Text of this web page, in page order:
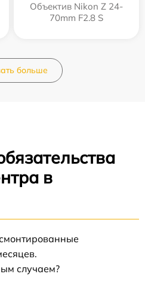
Объектив Nikon Z 24-
70mm F2.8 S
больше
в
случаем?